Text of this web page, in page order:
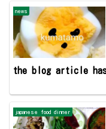
news
the blog article has
japanese food dinner